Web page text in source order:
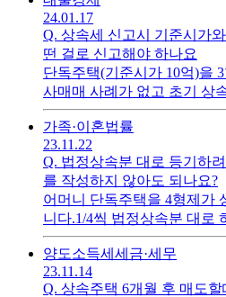
약서를 작성하고 싶은데 땅
약서 작성이 가능한가요? 질
은 방법이 있다면 어떤 것일
을 받았습니다.사정상 개별
세무서에서 주택담보대출을
감정가(아무래도 기준시가보
해야 한다고 할까봐 걱정입
가)로 신고해도 될까요?2. 은
은행가면 감정가를 확인할
수 있는지요?
24.01.17
Q. 상속세 신고시 기준시가
떤 걸로 신고해야 하나요
단독주택(기준시가 10억)을
사매매 사례가 없고 초기 상
가(기준시가)로 신고하려했
년 전에 상속받은 주택을 담
을 받았습니다.사정상 개별
세무서에서 주택담보대출을
감정가(아무래도 기준시가보
해야 한다고 할까봐 걱정입
가)로 신고해도 될까요? 2. 은행감정가로 신고해야한다
면 은행가면 감정가를 확인
을 수 있는지요?
가족·이혼법률
23.11.22
Q. 법정상속분 대로 등기하
를 작성하지 않아도 되나요?
어머니 단독주택을 4형제가
니다.1/4씩 법정상속분 대로
기 서류준비 시 상속분할협
요?
양도소득세 세금·세무
23.11.14
Q. 상속주택 6개월 후 매도